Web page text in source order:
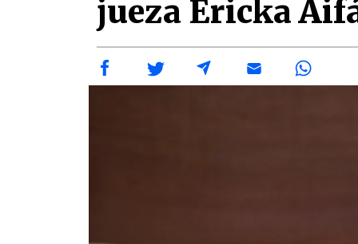
jueza Ericka